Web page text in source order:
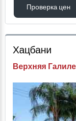
Проверка цен
Проверка цен
Хацбани
Верхняя